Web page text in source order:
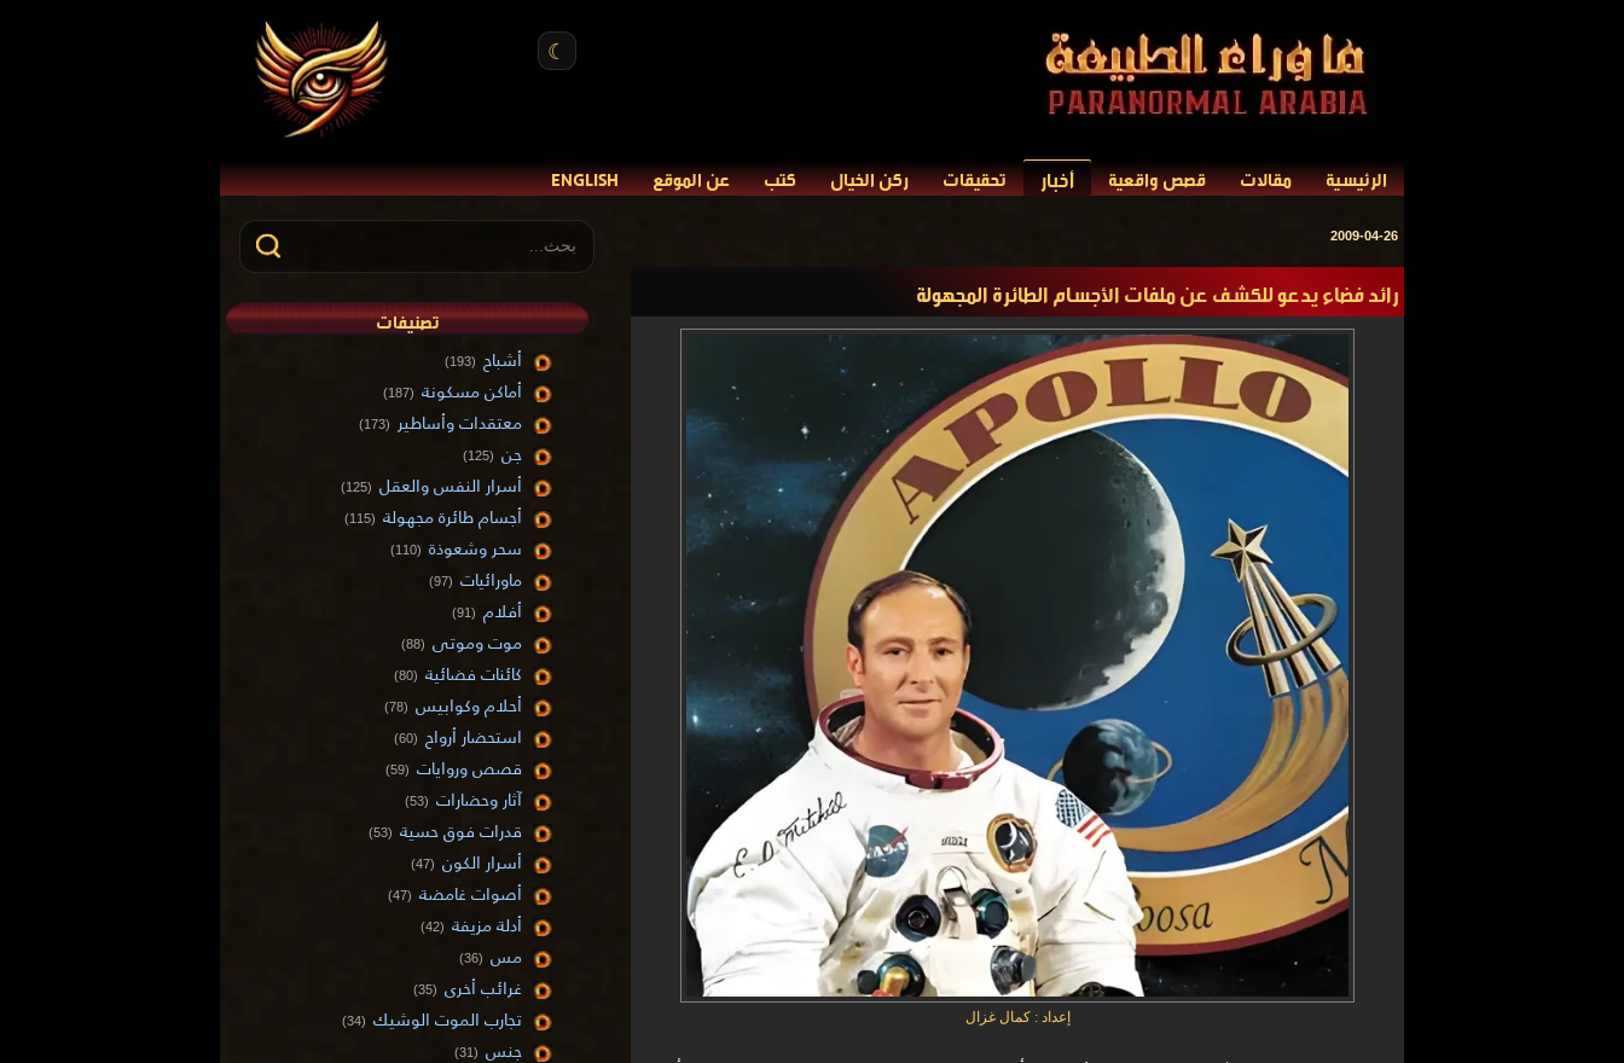
☾
الرئيسية مقالات قصص واقعية أخبار تحقيقات ركن الخيال كتب عن الموقع ENGLISH
2009-04-26
رائد فضاء يدعو للكشف عن ملفات الأجسام الطائرة المجهولة
إعداد : كمال غزال
تصنيفات
أشباح (193)
أماكن مسكونة (187)
معتقدات وأساطير (173)
جن (125)
أسرار النفس والعقل (125)
أجسام طائرة مجهولة (115)
سحر وشعوذة (110)
ماورائيات (97)
أفلام (91)
موت وموتى (88)
كائنات فضائية (80)
أحلام وكوابيس (78)
استحضار أرواح (60)
قصص وروايات (59)
آثار وحضارات (53)
قدرات فوق حسية (53)
أسرار الكون (47)
أصوات غامضة (47)
أدلة مزيفة (42)
مس (36)
غرائب أخرى (35)
تجارب الموت الوشيك (34)
جنس (31)